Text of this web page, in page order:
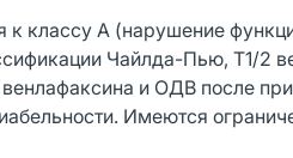
к классу А (нарушение
Чайлда-Пью, Т1/2
и ОДВ после
Имеются